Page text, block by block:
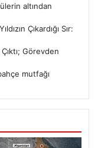
altından
Çıkardığı Sır:
Görevden
mutfağı